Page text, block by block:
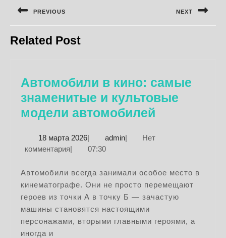
по
PREVIOUS
запись:
NEXT
Related Post
Автомобили в кино: самые
знаменитые и культовые
модели автомобилей
и
культовые
модели
18 марта 202618
марта
| adminadmin
|
Нет
комментария| 07:30
Автомобили всегда занимали особое место в
кинематографе. Они не просто перемещают
героев из точки А в точку Б — зачастую
машины становятся настоящими
персонажами, вторыми главными героями, а
иногда и